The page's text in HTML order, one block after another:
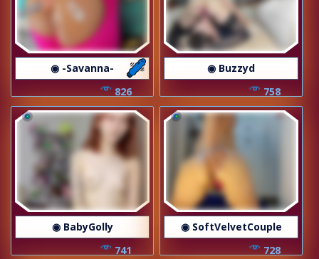
◉ -Savanna-
826
◉ Buzzyd
758
◉ BabyGolly
741
◉ SoftVelvetCouple
728